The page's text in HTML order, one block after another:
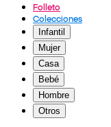
Folleto
Colecciones
Infantil
Mujer
Casa
Bebé
Hombre
Otros